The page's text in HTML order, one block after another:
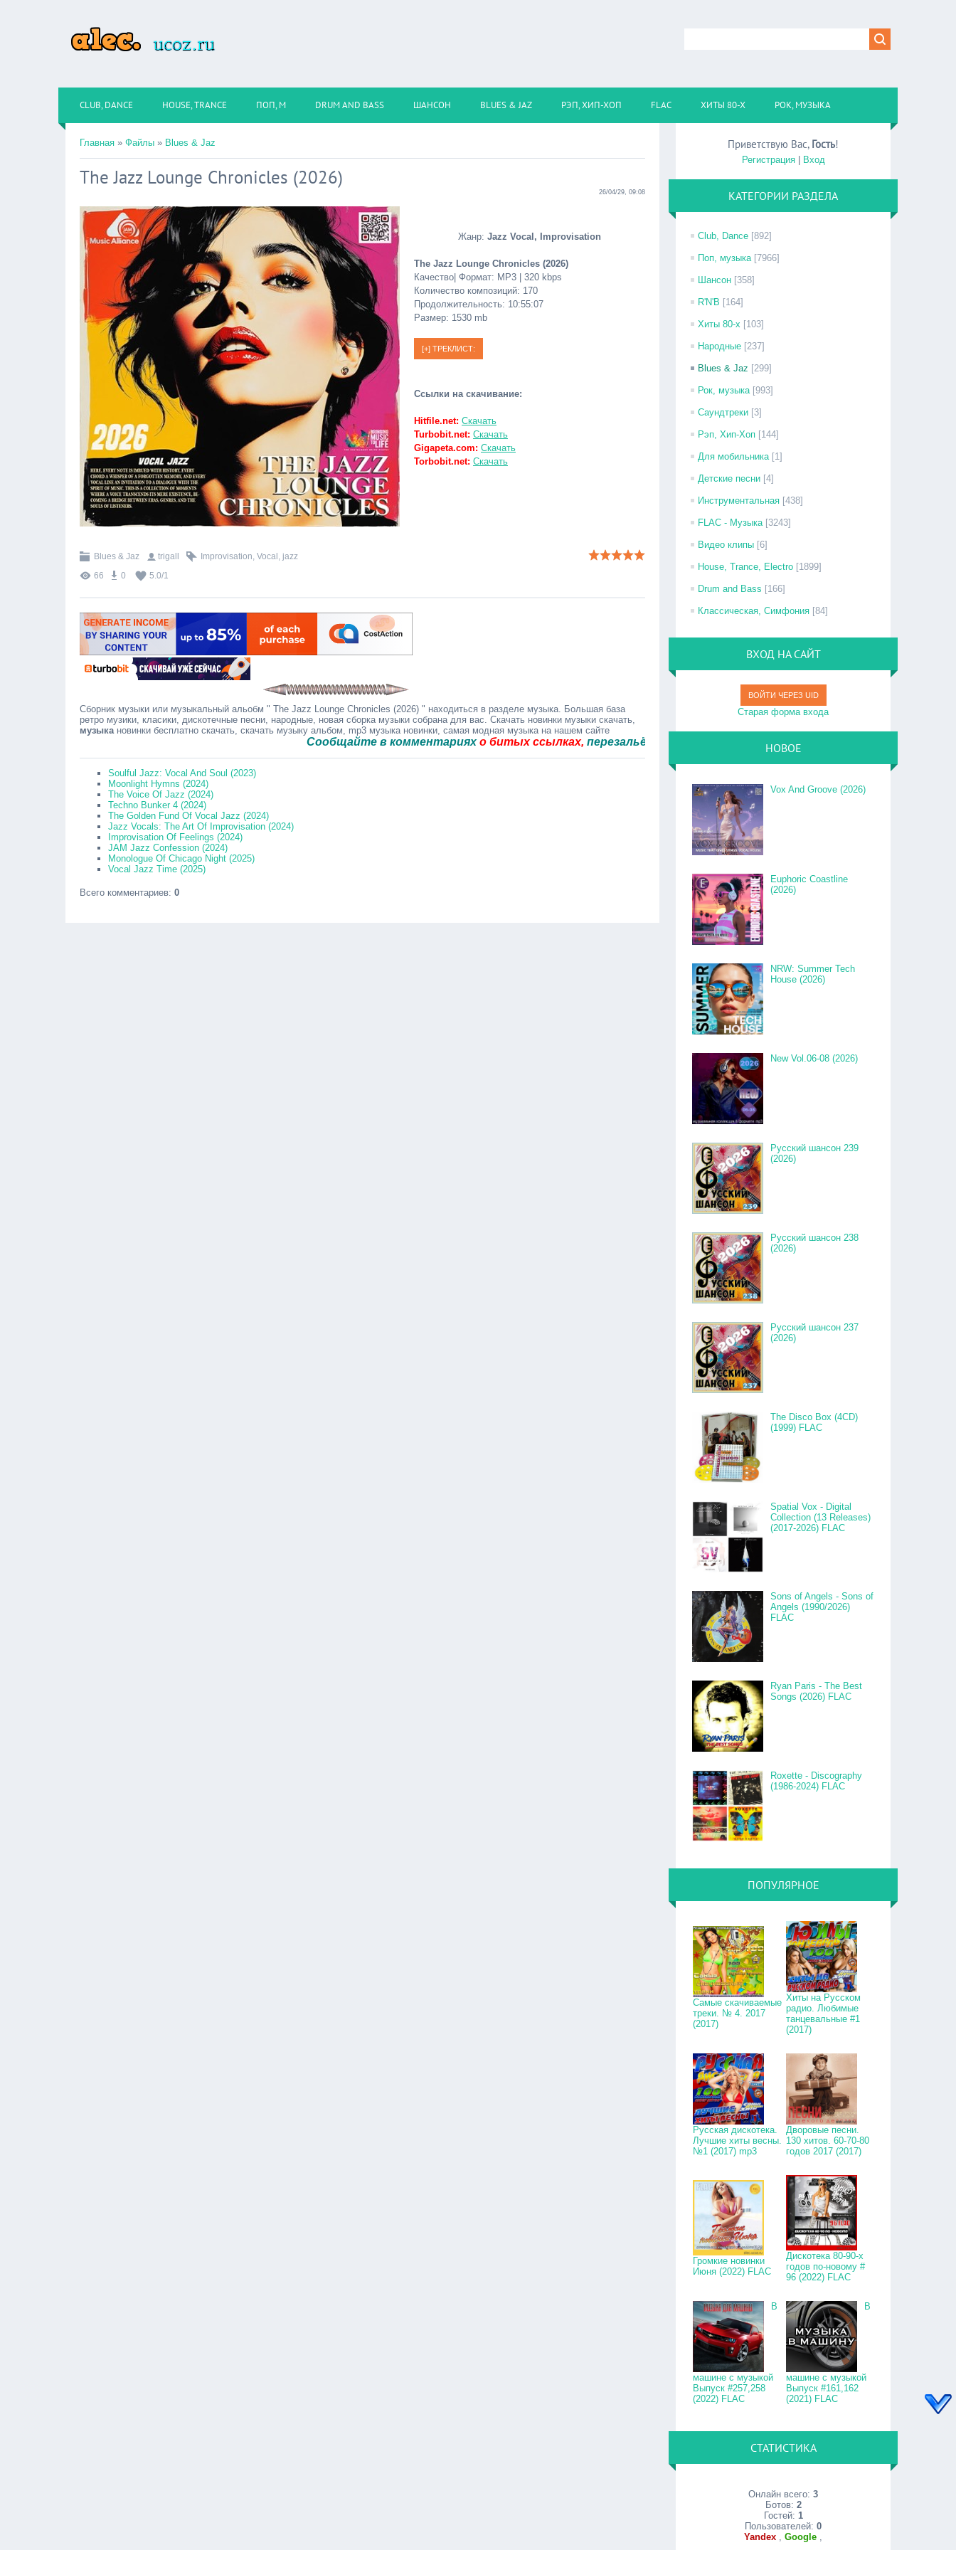
CLUB, DANCE HOUSE, TRANCE ПОП, М DRUM AND BASS ШАНСОН BLUES & JAZ РЭП, ХИП-ХОП FLAC ХИТЫ 80-Х РОК, МУЗЫКА
Главная » Файлы » Blues & Jaz
The Jazz Lounge Chronicles (2026)
26/04/29, 09:08
Жанр: Jazz Vocal, Improvisation
The Jazz Lounge Chronicles (2026)
Качество| Формат: MP3 | 320 kbps
Количество композиций: 170
Продолжительность: 10:55:07
Размер: 1530 mb
Ссылки на скачивание:
Hitfile.net: Скачать
Turbobit.net: Скачать
Gigapeta.com: Скачать
Torbobit.net: Скачать
Blues & Jaz trigall Improvisation, Vocal , jazz
66
0 5.0/1
Сборник музыки или музыкальный альобм " The Jazz Lounge Chronicles (2026) " находиться в разделе музыка. Большая база
ретро музики, класики, дискотечные песни, народные, новая сборка музыки собрана для вас. Скачать новинки музыки скачать,
музыкановинки бесплатно скачать, скачать музыку альбом, mp3 музыка новинки, самая модная музыка на нашем сайте
Сообщайте в комментарияхо битых ссылках,перезальём быстро.
Soulful Jazz: Vocal And Soul (2023)
Moonlight Hymns (2024)
The Voice Of Jazz (2024)
Techno Bunker 4 (2024)
The Golden Fund Of Vocal Jazz (2024)
Jazz Vocals: The Art Of Improvisation (2024)
Improvisation Of Feelings (2024)
JAM Jazz Confession (2024)
Monologue Of Chicago Night (2025)
Vocal Jazz Time (2025)
Всего комментариев: 0
Приветствую Вас, Гость!
Регистрация| Вход
КАТЕГОРИИ РАЗДЕЛА
Club, Dance [892]
Поп, музыка [7966]
Шансон [358]
R'N'B [164]
Хиты 80-х [103]
Народные [237]
Blues & Jaz [299]
Рок, музыка [993]
Саундтреки [3]
Рэп, Хип-Хоп [144]
Для мобильника [1]
Детские песни [4]
Инструментальная [438]
FLAC - Музыка [3243]
Видео клипы [6]
House, Trance, Electro [1899]
Drum and Bass [166]
Классическая, Симфония [84]
ВХОД НА САЙТ
ВОЙТИ ЧЕРЕЗ UID
Старая форма входа
НОВОЕ
Vox And Groove (2026)
Euphoric Coastline
(2026)
NRW: Summer Tech
House (2026)
New Vol.06-08 (2026)
Русский шансон 239
(2026)
Русский шансон 238
(2026)
Русский шансон 237
(2026)
The Disco Box (4CD)
(1999) FLAC
Spatial Vox - Digital
Collection (13 Releases)
(2017-2026) FLAC
Sons of Angels - Sons of
Angels (1990/2026)
FLAC
Ryan Paris - The Best
Songs (2026) FLAC
Roxette - Discography
(1986-2024) FLAC
ПОПУЛЯРНОЕ
Самые скачиваемые
треки. № 4. 2017
(2017)
Хиты на Русском
радио. Любимые
танцевальные #1
(2017)
Русская дискотека.
Лучшие хиты весны.
№1 (2017) mp3
Дворовые песни.
130 хитов. 60-70-80
годов 2017 (2017)
Громкие новинки
Июня (2022) FLAC
Дискотека 80-90-х
годов по-новому #
96 (2022) FLAC
В
машине с музыкой
Выпуск #257,258
(2022) FLAC
В
машине с музыкой
Выпуск #161,162
(2021) FLAC
СТАТИСТИКА
Онлайн всего:3
Ботов: 2
Гостей: 1
Пользователей:0
Yandex ,Google ,